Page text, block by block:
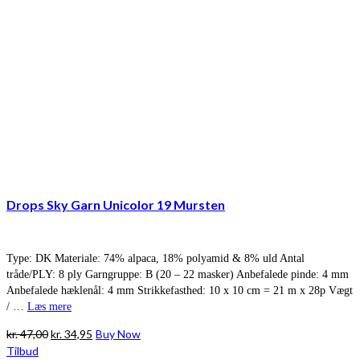
Drops Sky Garn Unicolor 19 Mursten
Type: DK Materiale: 74% alpaca, 18% polyamid & 8% uld Antal
tråde/PLY: 8 ply Garngruppe: B (20 – 22 masker) Anbefalede pinde: 4 mm
Anbefalede hæklenål: 4 mm Strikkefasthed: 10 x 10 cm = 21 m x 28p Vægt
/ … Læs mere
kr.47,00Den
kr.34,95 Den
Buy Now
Tilbud